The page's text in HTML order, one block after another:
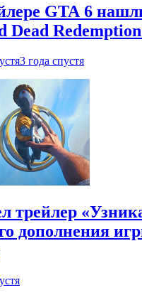
GTA 6
Dead
3 года спустя
трейлер
дополнения